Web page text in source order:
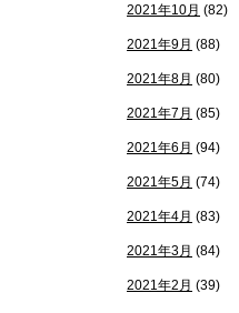
2021年10月 (82)
2021年9月 (88)
2021年8月 (80)
2021年7月 (85)
2021年6月 (94)
2021年5月 (74)
2021年4月 (83)
2021年3月 (84)
2021年2月 (39)